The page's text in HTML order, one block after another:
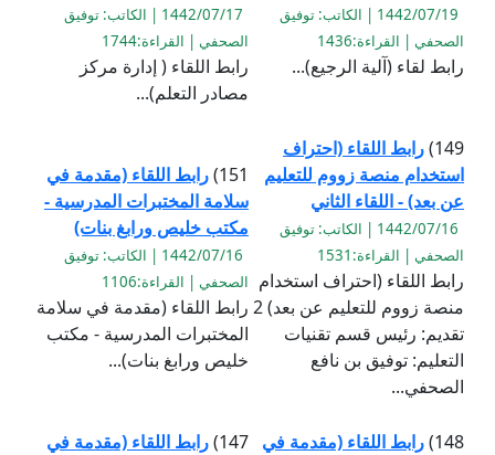
1442/07/19 | الكاتب: توفيق
الصحفي | القراءة:1436
رابط لقاء (آلية الرجيع)...
1442/07/17 | الكاتب: توفيق
الصحفي | القراءة:1744
رابط اللقاء ( إدارة مركز
مصادر التعلم)...
149) رابط اللقاء (احتراف
استخدام منصة زووم للتعليم
عن بعد) - اللقاء الثاني
1442/07/16 | الكاتب: توفيق
الصحفي | القراءة:1531
رابط اللقاء (احتراف استخدام
منصة زووم للتعليم عن بعد) 2
تقديم: رئيس قسم تقنيات
التعليم: توفيق بن نافع
الصحفي...
151) رابط اللقاء (مقدمة في
سلامة المختبرات المدرسية -
مكتب خليص ورابغ بنات)
1442/07/16 | الكاتب: توفيق
الصحفي | القراءة:1106
رابط اللقاء (مقدمة في سلامة
المختبرات المدرسية - مكتب
خليص ورابغ بنات)...
148) رابط اللقاء (مقدمة في 147) رابط اللقاء (مقدمة في